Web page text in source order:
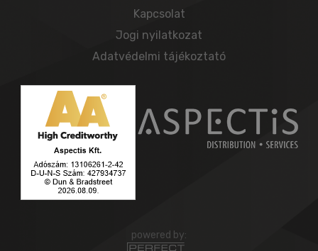
Kapcsolat
Jogi nyilatkozat
Adatvédelmi tájékoztató
powered by: